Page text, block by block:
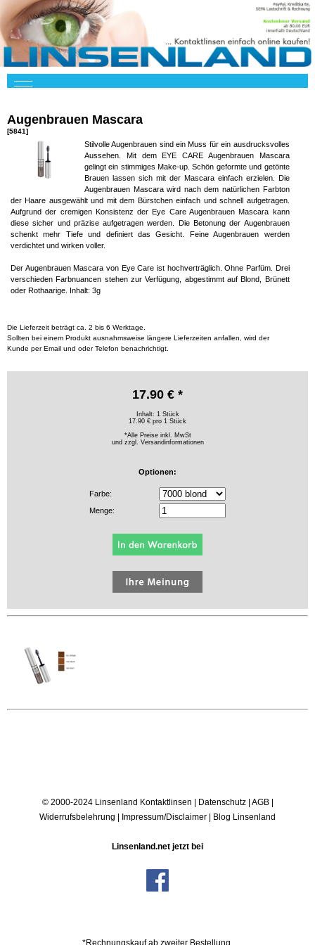
Augenbrauen Mascara
[5841]
Stilvolle Augenbrauen sind ein Muss für ein ausdrucksvolles
Aussehen. Mit dem EYE CARE Augenbrauen Mascara
gelingt ein stimmiges Make-up. Schön geformte und getönte
Brauen lassen sich mit der Mascara einfach erzielen. Die
Augenbrauen Mascara wird nach dem natürlichen Farbton
der Haare ausgewählt und mit dem Bürstchen einfach und schnell aufgetragen.
Aufgrund der cremigen Konsistenz der Eye Care Augenbrauen Mascara kann
diese sicher und präzise aufgetragen werden. Die Betonung der Augenbrauen
schenkt mehr Tiefe und definiert das Gesicht. Feine Augenbrauen werden
verdichtet und wirken voller.
Der Augenbrauen Mascara von Eye Care ist hochverträglich. Ohne Parfüm. Drei
verschieden Farbnuancen stehen zur Verfügung, abgestimmt auf Blond, Brünett
oder Rothaarige. Inhalt: 3g
Die Lieferzeit beträgt ca. 2 bis 6 Werktage.
Sollten bei einem Produkt ausnahmsweise längere Lieferzeiten anfallen, wird der
Kunde per Email und oder Telefon benachrichtigt.
17.90 € *
Inhalt: 1 Stück
17.90 € pro 1 Stück
*Alle Preise inkl. MwSt
und zzgl. Versandinformationen
Optionen:
Farbe:
Menge:
© 2000-2024 Linsenland Kontaktlinsen | Datenschutz| AGB|
Widerrufsbelehrung | Impressum/Disclaimer | Blog Linsenland
Linsenland.net jetzt bei
*Rechnungskauf ab zweiter Bestellung.